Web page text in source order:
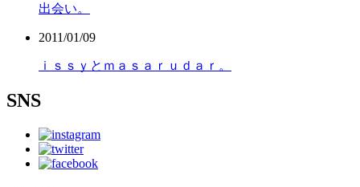
出会い。
2011/01/09
ｉｓｓｙとｍａｓａｒｕｄａｒ。
SNS